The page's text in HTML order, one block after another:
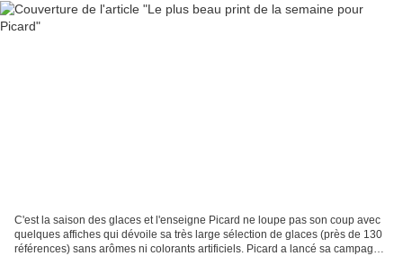
C'est la saison des glaces et l'enseigne Picard ne loupe pas son coup avec
quelques affiches qui dévoile sa très large sélection de glaces (près de 130
références) sans arômes ni colorants artificiels. Picard a lancé sa campagne